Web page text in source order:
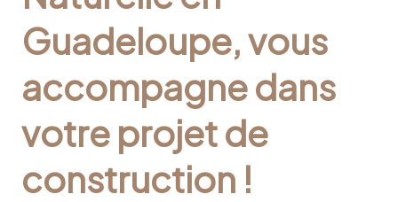
Guadeloupe, vous
accompagne dans
votre projet de
construction !